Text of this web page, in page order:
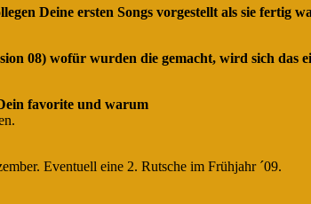
Deine ersten Songs vorgestellt als sie fertig
08) wofür wurden die gemacht, wird sich
favorite und warum
Eventuell eine 2. Rutsche im Frühjahr ´09.